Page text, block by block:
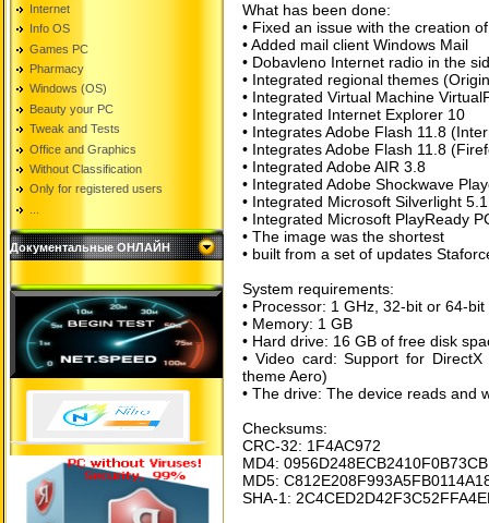
Internet
Info OS
Games PC
Pharmacy
Windows (OS)
Beauty your PC
Tweak and Tests
Office and Graphics
Without Classification
Only for registered users
Документальные ОНЛАЙН
What has been done:
• Fixed an issue with the creation
• Added mail client Windows Mail
• Dobavleno Internet radio in the
• Integrated regional themes
• Integrated Virtual Machine
• Integrated Internet Explorer 10
• Integrates Adobe Flash 11.8
• Integrates Adobe Flash 11.8
• Integrated Adobe AIR 3.8
• Integrated Adobe Shockwave
• Integrated Microsoft Silverlight 5.1
• Integrated Microsoft PlayReady
• The image was the shortest
• built from a set of updates
System requirements:
• Processor: 1 GHz, 32-bit or 64-bit
• Memory: 1 GB
• Hard drive: 16 GB of free disk
• Video card: Support for
theme Aero)
• The drive: The device reads and
Checksums:
CRC-32: 1F4AC972
MD4:
MD5:
SHA-1: